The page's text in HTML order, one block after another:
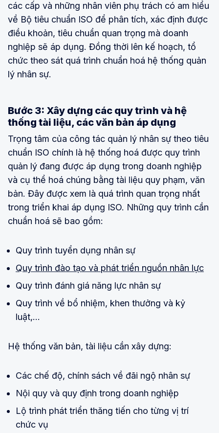
các cấp và những nhân viên phụ trách có am hiểu
về Bộ tiêu chuẩn ISO để phân tích, xác định được
điều khoản, tiêu chuẩn quan trọng mà doanh
nghiệp sẽ áp dụng. Đồng thời lên kế hoạch, tổ
chức theo sát quá trình chuẩn hoá hệ thống quản
lý nhân sự.
Bước 3: Xây dựng các quy trình và hệ
thống tài liệu, các văn bản áp dụng
Trọng tâm của công tác quản lý nhân sự theo tiêu
chuẩn ISO chính là hệ thống hoá được quy trình
quản lý đang được áp dụng trong doanh nghiệp
và cụ thể hoá chúng bằng tài liệu quy phạm, văn
bản. Đây được xem là quá trình quan trọng nhất
trong triển khai áp dụng ISO. Những quy trình cần
chuẩn hoá sẽ bao gồm:
Quy trình tuyển dụng nhân sự
Quy trình đào tạo và phát triển nguồn nhân lực
Quy trình đánh giá năng lực nhân sự
Quy trình về bổ nhiệm, khen thưởng và kỷ
luật,...
Hệ thống văn bản, tài liệu cần xây dựng:
Các chế độ, chính sách về đãi ngộ nhân sự
Nội quy và quy định trong doanh nghiệp
Lộ trình phát triển thăng tiến cho từng vị trí
chức vụ